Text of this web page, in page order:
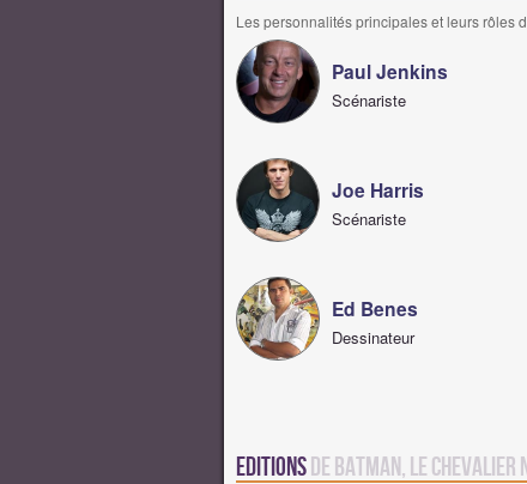
Les personnalités principales et leurs rôles
Paul Jenkins
Scénariste
Joe Harris
Scénariste
Ed Benes
Dessinateur
Editionsde Batman, le